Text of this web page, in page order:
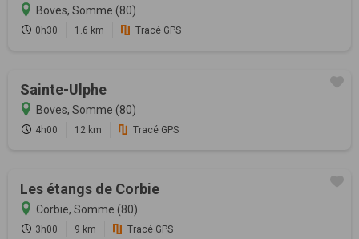
Boves, Somme (80)
0h30 1.6 km Tracé GPS
Sainte-Ulphe
Boves, Somme (80)
4h00 12 km Tracé GPS
Les étangs de Corbie
Corbie, Somme (80)
3h00 9 km Tracé GPS